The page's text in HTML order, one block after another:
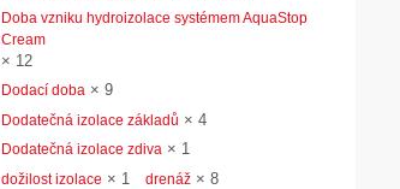
Doba vzniku hydroizolace systémem AquaStop
Cream
× 12
Dodací doba × 9
Dodatečná izolace základů × 4
Dodatečná izolace zdiva × 1
dožilost izolace × 1 drenáž × 8